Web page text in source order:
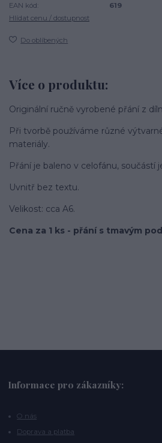
EAN kód:
619
Hlídat cenu / dostupnost
Do oblíbených
Více o produktu:
Originální ručně vyrobené přání z
Při tvorbě používáme různé
materiály.
Přání je baleno v celofánu, součástí
Uvnitř bez textu.
Velikost: cca A6.
Cena za 1 ks - přání s tmavým
Informace pro zákazníky:
O nás
Doprava a platba